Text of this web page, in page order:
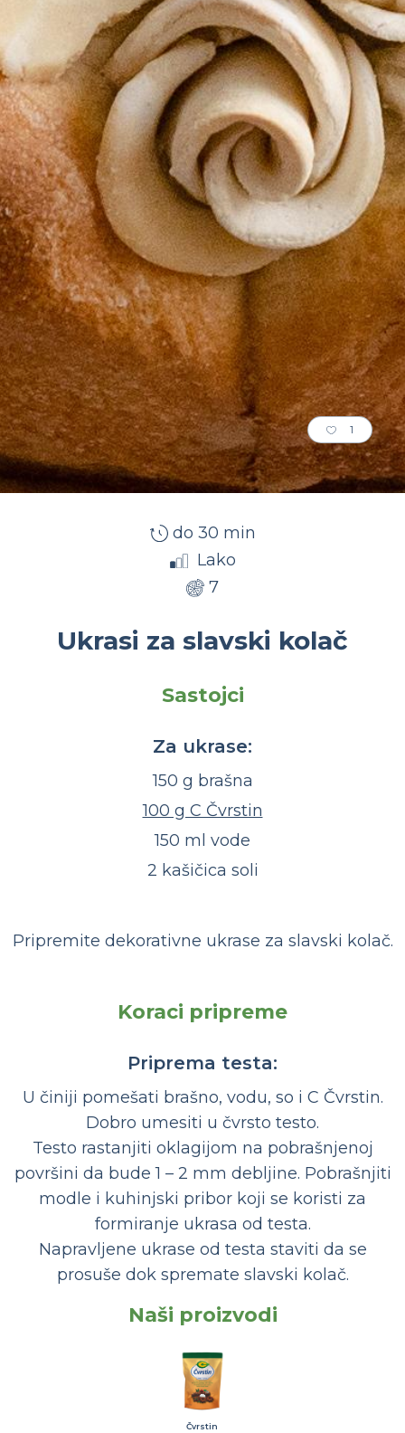
1
do 30 min
Lako
7
Ukrasi za slavski kolač
Sastojci
Za ukrase:
150 g brašna
100 g C Čvrstin
150 ml vode
2 kašičica soli
Pripremite dekorativne ukrase za slavski kolač.
Koraci pripreme
Priprema testa:
U činiji pomešati brašno, vodu, so i C Čvrstin.
Dobro umesiti u čvrsto testo.
Testo rastanjiti oklagijom na pobrašnjenoj
površini da bude 1 – 2 mm debljine. Pobrašnjiti
modle i kuhinjski pribor koji se koristi za
formiranje ukrasa od testa.
Napravljene ukrase od testa staviti da se
prosuše dok spremate slavski kolač.
Naši proizvodi
Čvrstin